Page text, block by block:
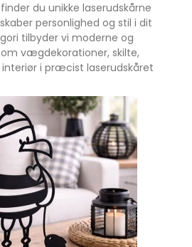
finder du unikke laserudskårne
personlighed og stil i dit
tilbyder vi moderne og
vægdekorationer, skilte,
i præcist laserudskåret